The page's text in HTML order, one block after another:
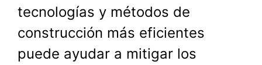
tecnologías y métodos de
construcción más eficientes
puede ayudar a mitigar los